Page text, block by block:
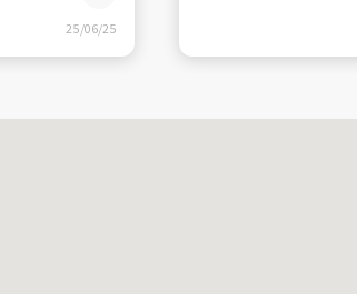
25/06/25